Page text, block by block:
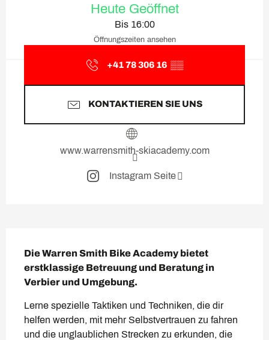
Heute Geöffnet
Bis 16:00
Öffnungszeiten ansehen
+41 78 306 16 ▒▒
KONTAKTIEREN SIE UNS
www.warrensmith-skiacademy.com
Instagram Seite
Die Warren Smith Bike Academy bietet
erstklassige Betreuung und Beratung in
Verbier und Umgebung.
Lerne spezielle Taktiken und Techniken, die dir
helfen werden, mit mehr Selbstvertrauen zu fahren
und die unglaublichen Strecken zu erkunden, die